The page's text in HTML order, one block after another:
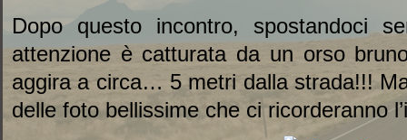
Dopo questo incontro, spostandoci
attenzione è catturata da un orso
aggira a circa… 5 metri dalla strada!!!
delle foto bellissime che ci ricorderanno